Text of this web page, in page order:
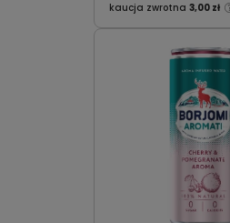
kaucja zwrotna 3,00 zł